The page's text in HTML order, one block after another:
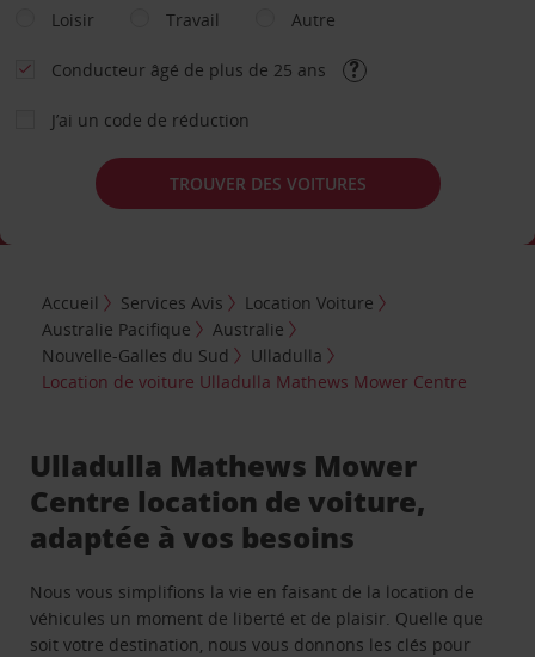
Loisir
Travail Autre
Conducteur âgé de plus de 25 ans
J’ai un code de réduction
TROUVER DES VOITURES
Accueil Services Avis
Location Voiture
Australie Pacifique
Australie
Nouvelle-Galles du Sud
Ulladulla
Location de voiture Ulladulla Mathews Mower Centre
Ulladulla Mathews Mower
Centre location de voiture,
adaptée à vos besoins
Nous vous simplifions la vie en faisant de la location de
véhicules un moment de liberté et de plaisir. Quelle que
soit votre destination, nous vous donnons les clés pour